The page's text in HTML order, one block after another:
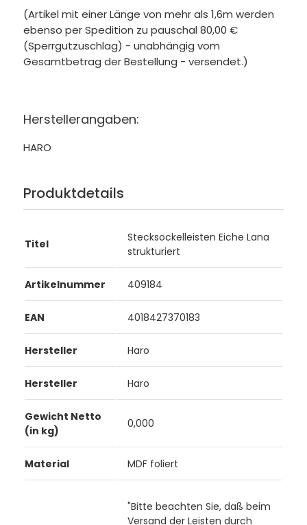
(Artikel mit einer Länge von mehr als 1,6m werden
ebenso per Spedition zu pauschal 80,00 €
(Sperrgutzuschlag) - unabhängig vom
Gesamtbetrag der Bestellung - versendet.)
Herstellerangaben:
HARO
Produktdetails
Titel
Stecksockelleisten Eiche Lana
strukturiert
Artikelnummer 409184
EAN 4018427370183
Hersteller Haro
Hersteller Haro
Gewicht Netto
(in kg)
0,000
Material MDF foliert
"Bitte beachten Sie, daß beim
Versand der Leisten durch